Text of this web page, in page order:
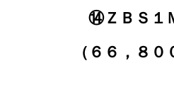
⑭ＺＢＳ１
（６６，８０